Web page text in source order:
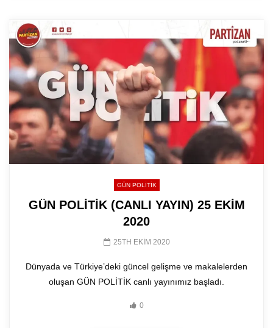
GÜN POLITIK
GÜN POLİTİK (CANLI YAYIN) 25 EKİM
2020
25TH EKIM 2020
Dünyada ve Türkiye’deki güncel gelişme ve makalelerden
oluşan GÜN POLİTİK canlı yayınımız başladı.
0